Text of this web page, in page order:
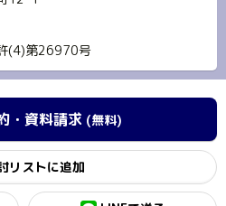
(4)第26970号
・資料請求 (無料)
リスト